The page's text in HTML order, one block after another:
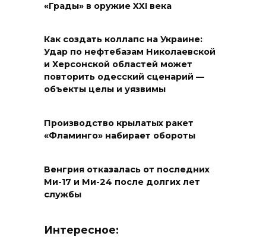
«Грады» в оружие XXI века
Как создать коллапс на Украине:
Удар по нефтебазам Николаевской
и Херсонской областей может
повторить одесский сценарий —
объекты целы и уязвимы
Производство крылатых ракет
«Фламинго» набирает обороты
Венгрия отказалась от последних
Ми-17 и Ми-24 после долгих лет
службы
Интересное: